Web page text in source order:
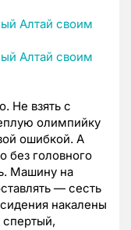
Не взять с
олимпийку
ошибкой. А
без головного
Машину на
— сесть
накалены
спертый,